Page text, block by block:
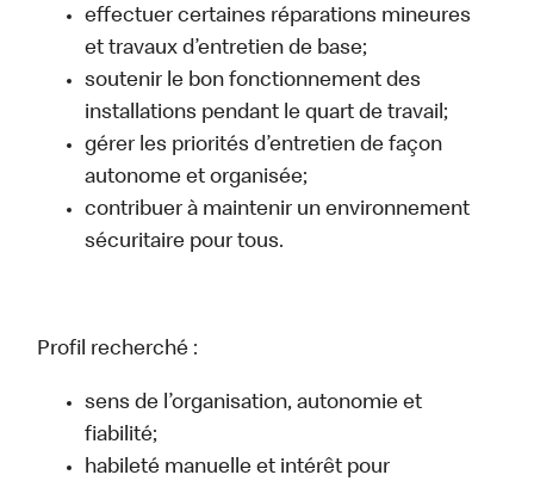
effectuer certaines réparations mineures
et travaux d’entretien de base;
soutenir le bon fonctionnement des
installations pendant le quart de travail;
gérer les priorités d’entretien de façon
autonome et organisée;
contribuer à maintenir un environnement
sécuritaire pour tous.
Profil recherché :
sens de l’organisation, autonomie et
fiabilité;
habileté manuelle et intérêt pour